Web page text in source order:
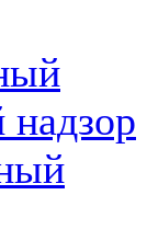
надзор